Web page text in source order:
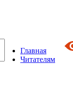
Главная
Читателям